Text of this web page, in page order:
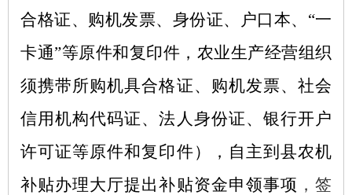
合格证、购机发票、身份证、户口本、 “一
卡通”等原件和复印件，农业生产经营组织
须携带所购机具合格证、购机发票、社会
信用机构代码证、法人身份证、银行开户
许可证等原件和复印件），自主到县农机
补贴办理大厅提出补贴资金申领事项 ，签